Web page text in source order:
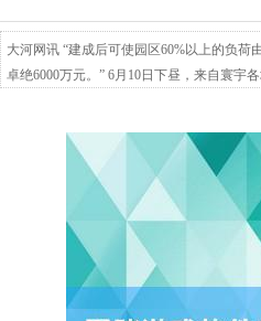
大河网讯 “建成后可使园区60%以上的负
卓绝6000万元。” 6月10日下昼，来自寰宇